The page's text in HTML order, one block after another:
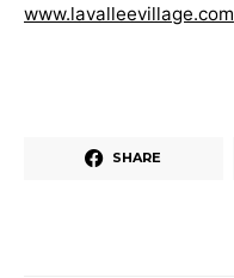
www.lavalleevillage.com
SHARE